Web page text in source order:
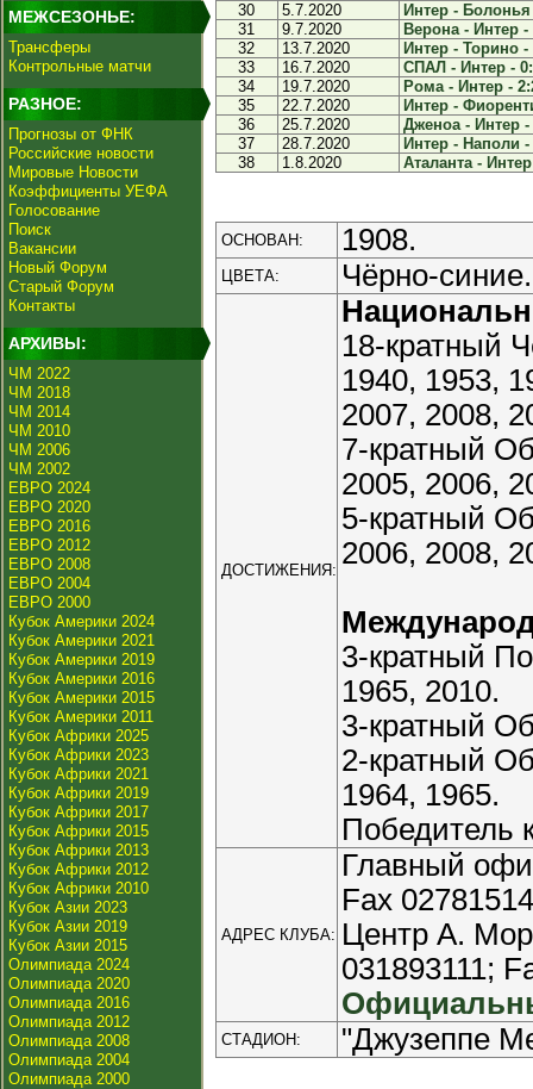
МЕЖСЕЗОНЬЕ:
Трансферы
Контрольные матчи
РАЗНОЕ:
Прогнозы от ФНК
Российские новости
Мировые Новости
Коэффициенты УЕФА
Голосование
Поиск
Вакансии
Новый Форум
Старый Форум
Контакты
АРХИВЫ:
ЧМ 2022
ЧМ 2018
ЧМ 2014
ЧМ 2010
ЧМ 2006
ЧМ 2002
ЕВРО 2024
ЕВРО 2020
ЕВРО 2016
ЕВРО 2012
ЕВРО 2008
ЕВРО 2004
ЕВРО 2000
Кубок Америки 2024
Кубок Америки 2021
Кубок Америки 2019
Кубок Америки 2016
Кубок Америки 2015
Кубок Америки 2011
Кубок Африки 2025
Кубок Африки 2023
Кубок Африки 2021
Кубок Африки 2019
Кубок Африки 2017
Кубок Африки 2015
Кубок Африки 2013
Кубок Африки 2012
Кубок Африки 2010
Кубок Азии 2023
Кубок Азии 2019
Кубок Азии 2015
Олимпиада 2024
Олимпиада 2020
Олимпиада 2016
Олимпиада 2012
Олимпиада 2008
Олимпиада 2004
Олимпиада 2000
30
5.7.2020
Интер - Болонья
31
9.7.2020
Верона - Интер -
32
13.7.2020
Интер - Торино -
33
16.7.2020
СПАЛ - Интер -
34
19.7.2020
Рома - Интер -
35
22.7.2020
Интер -
36
25.7.2020
Дженоа - Интер -
37
28.7.2020
Интер - Наполи -
38
1.8.2020 Аталанта -
ОСНОВАН: 1908.
ЦВЕТА: Чёрно-синие.
ДОСТИЖЕНИЯ:
18-кратный
1940, 1953,
2007, 2008,
7-кратный
2005, 2006,
5-кратный
2006, 2008,
3-кратный
1965, 2010.
3-кратный
2-кратный
1964, 1965.
Победитель
АДРЕС КЛУБА:
Главный
Fax
Центр А.
031893111;
СТАДИОН: "Джузеппе